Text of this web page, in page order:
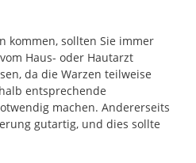
kommen, sollten Sie immer
Haus- oder Hautarzt
da die Warzen teilweise
entsprechende
machen. Andererseits
gutartig, und dies sollte